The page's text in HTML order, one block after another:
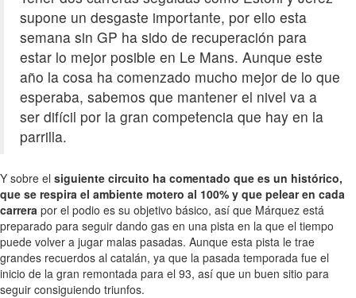
supone un desgaste importante, por ello esta
semana sin GP ha sido de recuperación para
estar lo mejor posible en Le Mans. Aunque este
año la cosa ha comenzado mucho mejor de lo que
esperaba, sabemos que mantener el nivel va a
ser difícil por la gran competencia que hay en la
parrilla.
Y sobre el siguiente circuito ha comentado que es un histórico,
que se respira el ambiente motero al 100% y que pelear en cada
carrera por el podio es su objetivo básico, así que Márquez está
preparado para seguir dando gas en una pista en la que el tiempo
puede volver a jugar malas pasadas. Aunque esta pista le trae
grandes recuerdos al catalán, ya que la pasada temporada fue el
inicio de la gran remontada para el 93, así que un buen sitio para
seguir consiguiendo triunfos.